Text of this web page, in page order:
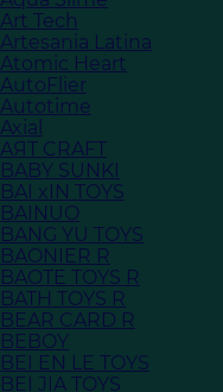
Art Tech
Artesania Latina
Atomic Heart
AutoFlier
Autotime
Axial
AЯT CRAFT
BABY SUNKI
BAI xIN TOYS
BAINUO
BANG YU TOYS
BAONIER R
BAOTE TOYS R
BATH TOYS R
BEAR CARD R
BEBOY
BEI EN LE TOYS
BEI JIA TOYS